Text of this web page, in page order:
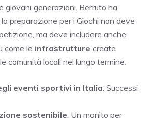
giovani generazioni. Berruto ha
preparazione per i Giochi non deve
ma deve includere anche
come le infrastrutture create
comunità locali nel lungo termine.
eventi sportivi in Italia: Successi
sostenibile: Un monito per